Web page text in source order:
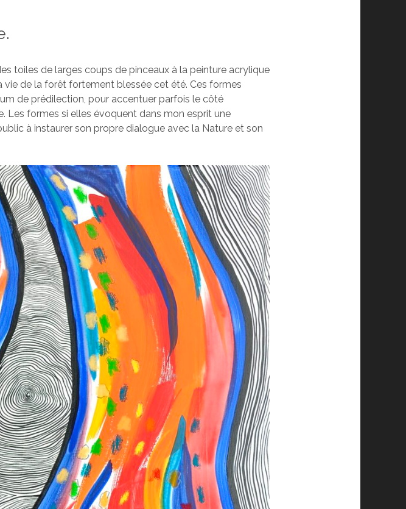
toiles de larges coups de pinceaux à la peinture acrylique
de la forêt fortement blessée cet été. Ces formes
de prédilection, pour accentuer parfois le côté
Les formes si elles évoquent dans mon esprit une
à instaurer son propre dialogue avec la Nature et son